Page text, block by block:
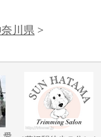
川県 >